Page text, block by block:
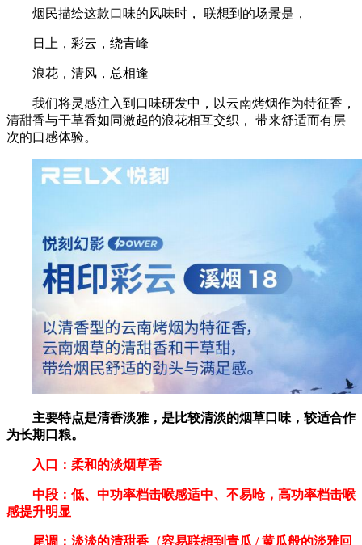
烟民描绘这款口味的风味时， 联想到的场景是，
日上，彩云，绕青峰
浪花，清风，总相逢
我们将灵感注入到口味研发中，以云南烤烟作为特征香，
清甜香与干草香如同激起的浪花相互交织， 带来舒适而有层
次的口感体验。
主要特点是清香淡雅，是比较清淡的烟草口味，较适合作
为长期口粮。
入口：柔和的淡烟草香
中段：低、中功率档击喉感适中、不易呛，高功率档击喉
感提升明显
尾调：淡淡的清甜香（容易联想到青瓜 / 黄瓜般的淡雅回